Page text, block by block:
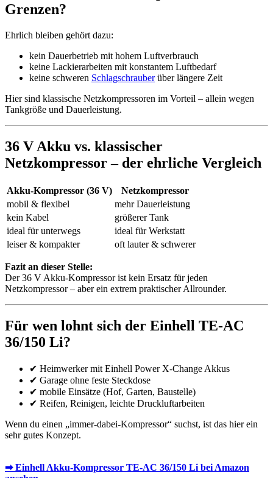
Grenzen?
Ehrlich bleiben gehört dazu:
kein Dauerbetrieb mit hohem Luftverbrauch
keine Lackierarbeiten mit konstantem Luftbedarf
keine schweren Schlagschrauberüber längere Zeit
Hier sind klassische Netzkompressoren im Vorteil – allein wegen
Tankgröße und Dauerleistung.
36 V Akku vs. klassischer
Netzkompressor – der ehrliche Vergleich
Akku-Kompressor (36 V)
Netzkompressor
mobil & flexibel
mehr Dauerleistung
kein Kabel
größerer Tank
ideal für unterwegs
ideal für Werkstatt
leiser & kompakter
oft lauter & schwerer
Fazit an dieser Stelle:
Der 36 V Akku-Kompressor ist kein Ersatz für jeden
Netzkompressor – aber ein extrem praktischer Allrounder.
Für wen lohnt sich der Einhell TE-AC
36/150 Li?
✔ Heimwerker mit Einhell Power X-Change Akkus
✔ Garage ohne feste Steckdose
✔ mobile Einsätze (Hof, Garten, Baustelle)
✔ Reifen, Reinigen, leichte Druckluftarbeiten
Wenn du einen „immer-dabei-Kompressor“ suchst, ist das hier ein
sehr gutes Konzept.
➡ Einhell Akku-Kompressor TE-AC 36/150 Li bei Amazon